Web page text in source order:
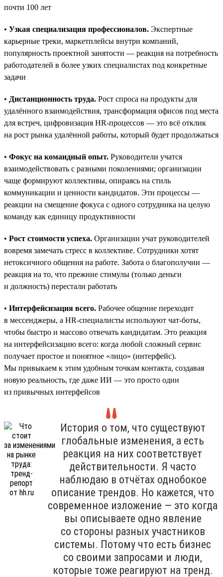
почти 100 лет
• Узкая специализация профессионалов. Экспертные
карьерные треки, маркетплейсы внутри компаний,
популярность проектной занятости — реакция на потребность
работодателей в более узких специалистах под конкретные
задачи
• Дистанционность труда. Рост спроса на продукты для
удалённого взаимодействия, трансформация офисов под места
для встреч, цифровизация HR-процессов — это всё отклик
на рост рынка удалённой работы, который будет продолжаться
• Фокус на командный опыт. Руководители учатся
взаимодействовать с разными поколениями; организации
чаще формируют коллективы, опираясь на стиль
коммуникации и ценности кандидатов. Эти процессы —
реакции на смещение фокуса с одного сотрудника на целую
команду как единицу продуктивности
• Рост стоимости успеха. Организации учат руководителей
вовремя замечать стресс в коллективе. Сотрудники хотят
нетоксичного общения на работе. Забота о благополучии —
реакция на то, что прежние стимулы (только деньги
и должность) перестали работать
• Интерфейсизация всего. Рабочее общение переходит
в мессенджеры, а HR-специалисты используют чат-боты,
чтобы быстро и массово отвечать кандидатам. Это реакция
на интерфейсизацию всего: когда любой сложный сервис
получает простое и понятное «лицо» (интерфейс).
Мы привыкаем к этим удобным точкам контакта, создавая
новую реальность, где даже ИИ — это просто один
из привычных интерфейсов
История о том, что существуют
глобальные изменения, а есть
реакция на них соответствует
действительности. Я часто
наблюдаю в отчётах однобокое
описание трендов. Но кажется, что
современное изложение — это когда
вы описываете одно явление
со стороны разных участников
системы. Потому что есть бизнес
со своими запросами и люди,
которые тоже реагируют на тренд.